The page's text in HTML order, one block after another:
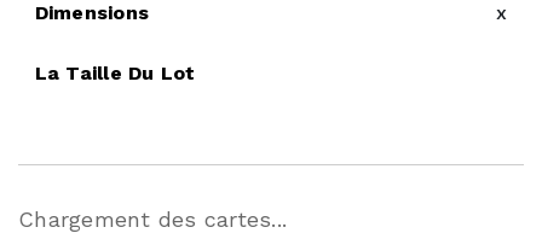
Dimensions x
La Taille Du Lot
Chargement des cartes...